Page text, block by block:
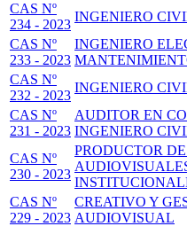
CAS Nº
234 - 2023
INGENIERO
CAS Nº
233 - 2023
INGENIERO
CAS Nº
232 - 2023
INGENIERO
CAS Nº
231 - 2023
AUDITOR EN
INGENIERO
CAS Nº
230 - 2023
PRODUCTOR
CAS Nº
229 - 2023
CREATIVO Y
AUDIOVISUAL